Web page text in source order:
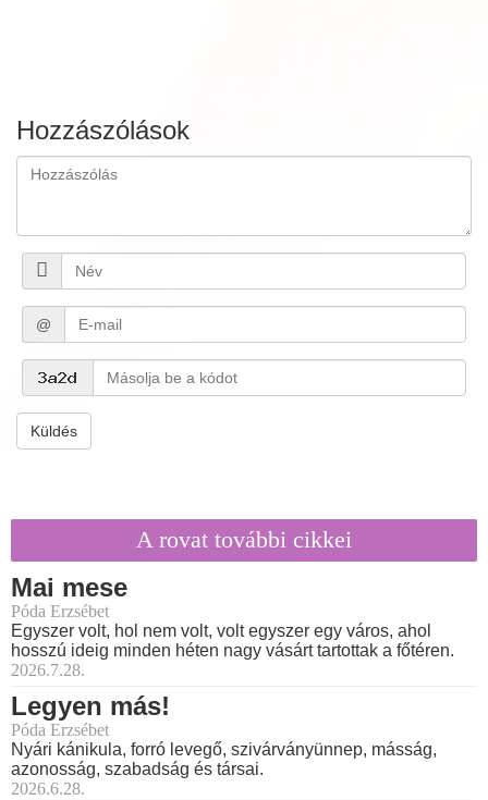
Hozzászólások
@
Küldés
A rovat további cikkei
Mai mese
Póda Erzsébet
Egyszer volt, hol nem volt, volt egyszer egy város, ahol
hosszú ideig minden héten nagy vásárt tartottak a főtéren.
2026.7.28.
Legyen más!
Póda Erzsébet
Nyári kánikula, forró levegő, szivárványünnep, másság,
azonosság, szabadság és társai.
2026.6.28.